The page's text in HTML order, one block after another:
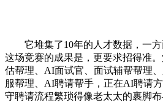
它堆集了10年的人才数据，一方
这场竞赛的成果是，更要求招得准
估帮理、AI面试官、面试辅帮帮理
服帮理、AI聘请帮手，正在AI聘请
守聘请流程繁琐得像老太太的裹脚